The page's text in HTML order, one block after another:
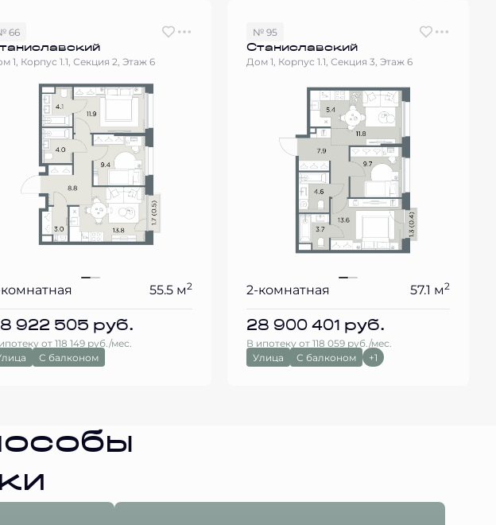
66
1, Корпус 1.1, Секция 2, Этаж 6
55.5 м2
922 505 руб.
от 118 149 руб./мес.
С балконом
№ 95
Станиславский
Дом 1, Корпус 1.1, Секция 3, Этаж 6
2-комнатная 57.1 м2
28 900 401 руб.
В ипотеку от 118 059 руб./мес.
Улица
С балконом +1